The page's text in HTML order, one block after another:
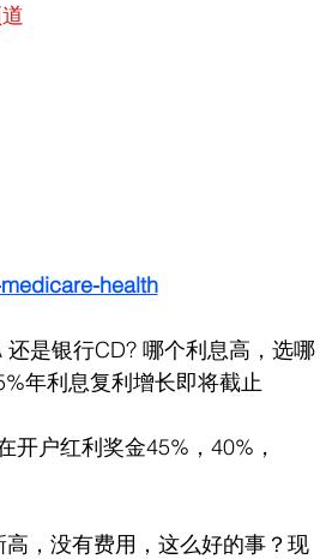
health
是银行CD? 哪个利息高，选哪
年利息复利增长即将截止
开户红利奖金45%，40%，
，没有费用，这么好的事？现